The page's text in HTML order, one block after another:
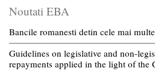
Noutati EBA
Bancile romanesti detin cele mai
Guidelines on legislative and non-
repayments applied in the light of the